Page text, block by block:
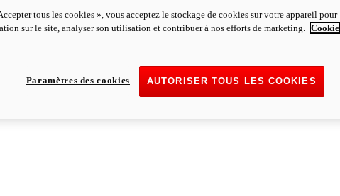
tous les cookies », vous acceptez le stockage de cookies sur votre appareil pour
sur le site, analyser son utilisation et contribuer à nos efforts de marketing. Cookie
AUTORISER TOUS LES COOKIES
Paramètres des cookies